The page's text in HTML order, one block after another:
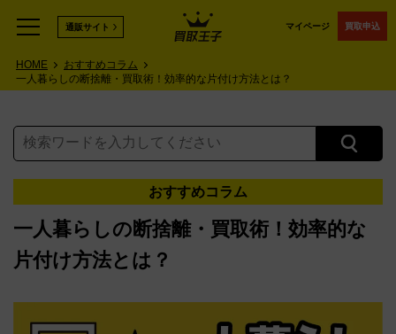
マイページ 買取申込
通販サイト
HOME
おすすめコラム
一人暮らしの断捨離・買取術！効率的な片付け方法とは？
おすすめコラム
一人暮らしの断捨離・買取術！効率的な
片付け方法とは？